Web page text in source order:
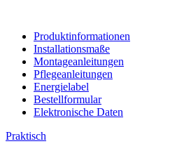
Produktinformationen
Installationsmaße
Montageanleitungen
Pflegeanleitungen
Energielabel
Bestellformular
Elektronische Daten
Praktisch